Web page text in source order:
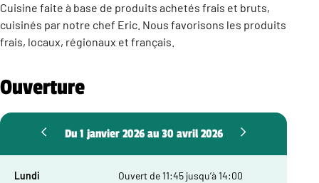
Cuisine faite à base de produits achetés frais et bruts,
cuisinés par notre chef Eric. Nous favorisons les produits
frais, locaux, régionaux et français.
Ouverture
Du 1 janvier 2026 au 30 avril 2026
Lundi Ouvert de 11:45 jusqu’à 14:00